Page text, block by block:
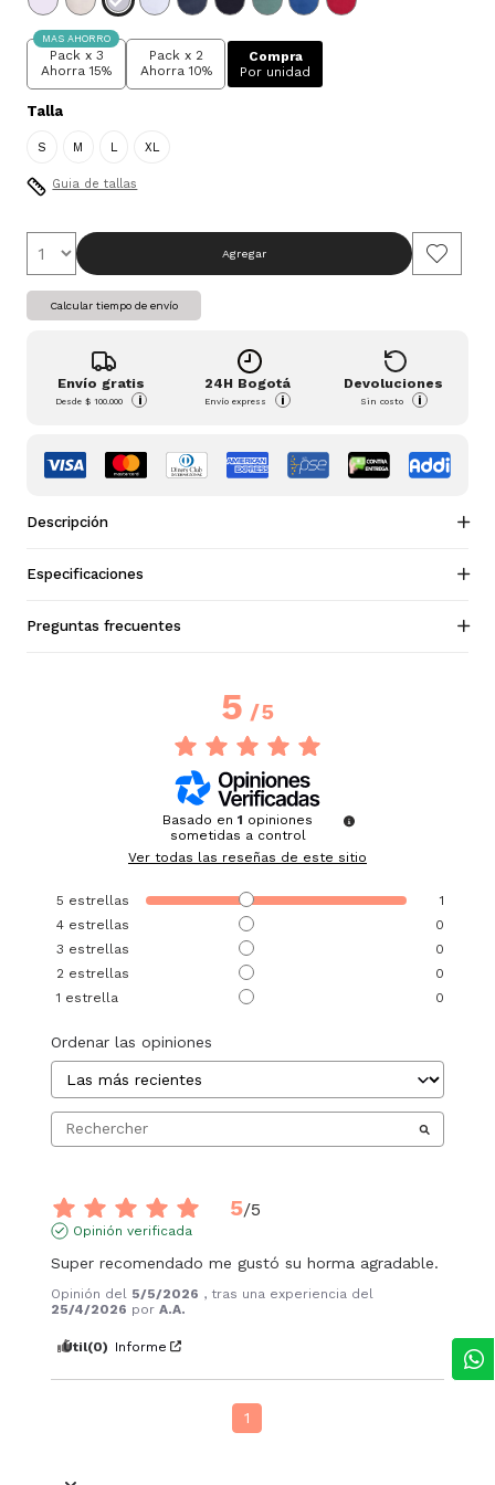
MAS AHORRO
Pack x 3
Ahorra 15%
Pack x 2
Ahorra 10%
Compra
Por unidad
Talla
S M L XL
Guia de tallas
Agregar
Calcular tiempo de envío
Envío gratis
Desde$ 100.000 i
24H Bogotá
Envío express i
Devoluciones
Sin costo i
Descripción
Especificaciones
Preguntas frecuentes
5/5
Basado en 1 opiniones
sometidas a control
Ver todas las reseñas de este sitio
5 estrellas
1
4 estrellas
0
3 estrellas
0
2 estrellas
0
1 estrella 0
Ordenar las opiniones
5/5
Opinión verificada
Super recomendado me gustó su horma agradable.
Opinión del 5/5/2026 , tras una experiencia del
25/4/2026 por A.A.
Útil(0) Informe
1